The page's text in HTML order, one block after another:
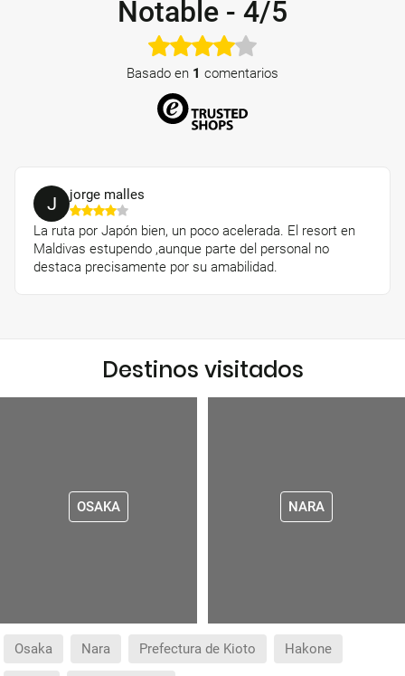
Notable - 4/5
Basado en 1 comentarios
J jorge malles
La ruta por Japón bien, un poco acelerada. El resort en
Maldivas estupendo ,aunque parte del personal no
destaca precisamente por su amabilidad.
Destinos visitados
OSAKA NARA
Osaka Nara Prefectura de Kioto Hakone